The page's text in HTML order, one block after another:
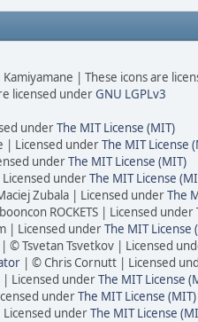
| These icons are
licensed underGNU LGPLv3
underThe MIT License (MIT)
| Licensed underThe MIT License
underThe MIT License (MIT)
underThe MIT License
Zubala | Licensed underThe
ROCKETS | Licensed under
| Licensed underThe MIT License
| © Tsvetan Tsvetkov | Licensed
| © Chris Cornutt | Licensed
Licensed underThe MIT License
underThe MIT License (MIT)
underThe MIT License